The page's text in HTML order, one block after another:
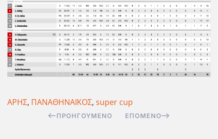
ΑΡΗΣ, ΠΑΝΑΘΗΝΑΪΚΟΣ, super cup
ΠΡΟΗΓΟΎΜΕΝΟ ΕΠΌΜΕΝΟ